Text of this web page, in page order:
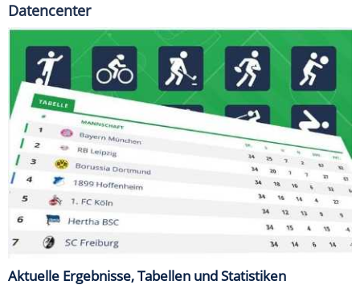
Datencenter
Aktuelle Ergebnisse, Tabellen und Statistiken